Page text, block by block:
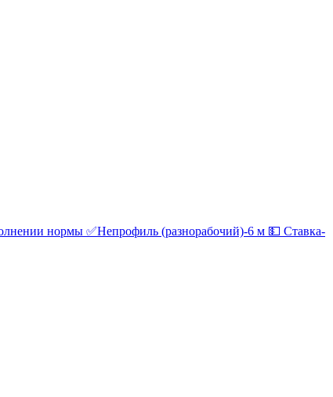
нормы ✅Непрофиль (разнорабочий)-6 м 💵 Ставка-